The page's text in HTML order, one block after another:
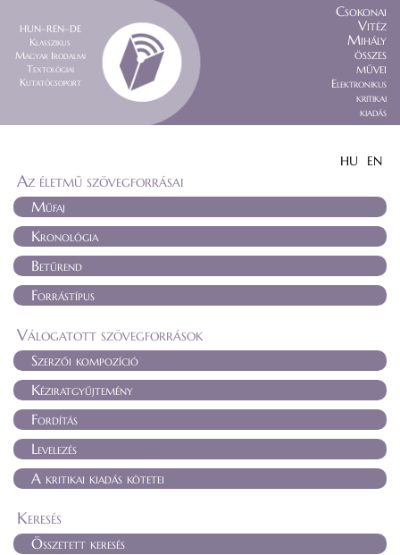
HUN–REN–DE
Klasszikus
Magyar Irodalmi
Textológiai
Kutatócsoport
Csokonai
Vitéz
Mihály
összes
művei
Elektronikus
kritikai
kiadás
HU EN
Az életmű szövegforrásai
Műfaj
Kronológia
Betűrend
Forrástípus
Válogatott szövegforrások
Szerzői kompozíció
Kéziratgyűjtemény
Fordítás
Levelezés
A kritikai kiadás kötetei
Keresés
Összetett keresés